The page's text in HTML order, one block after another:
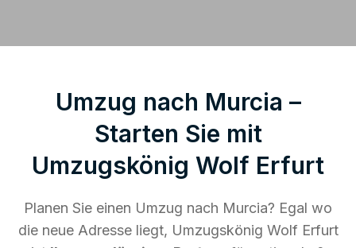
Umzug nach Murcia –
Starten Sie mit
Umzugskönig Wolf Erfurt
Planen Sie einen Umzug nach Murcia? Egal wo
die neue Adresse liegt, Umzugskönig Wolf Erfurt